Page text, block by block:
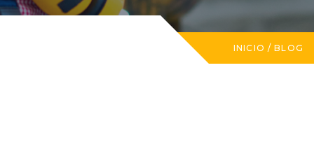
INICIO / BLOG